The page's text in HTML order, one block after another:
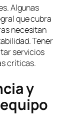
Algunas
que cubra
necesitan
Tener
servicios
críticas.
y